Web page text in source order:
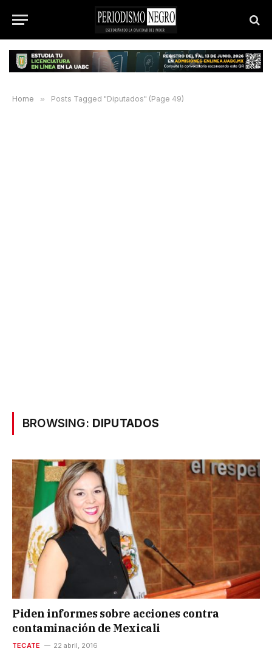
Home » Posts Tagged "Diputados" (Page 49)
BROWSING: DIPUTADOS
Piden informes sobre acciones contra
contaminación de Mexicali
TECATE 22 abril, 2016